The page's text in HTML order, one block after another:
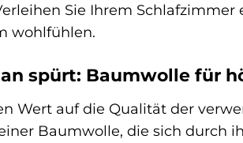
Sie Ihrem
wohlfühlen.
spürt: Baumwolle für
Wert auf die Qualität der
Baumwolle, die sich